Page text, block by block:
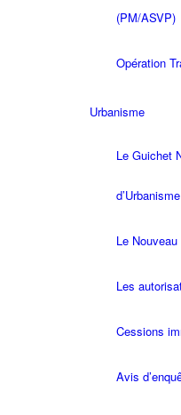
(PM/ASVP)
Opération
Urbanisme
Le Guichet
Le
Les
Cessions
Avis